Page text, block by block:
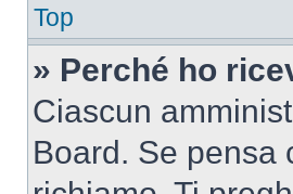
Top
» Perché ho
Ciascun
Board. Se pensa